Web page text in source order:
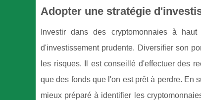
Adopter une stratégie
Investir dans des cryptomonnaies à
d'investissement prudente. Diversifier son
les risques. Il est conseillé d'effectuer des
que des fonds que l'on est prêt à perdre. En
mieux préparé à identifier les